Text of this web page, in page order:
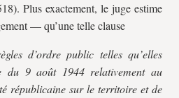
Plus exactement, le juge estime
— qu’une telle clause
d’ordre public telles qu’elles
du 9 août 1944 relativement au
républicaine sur le territoire et de